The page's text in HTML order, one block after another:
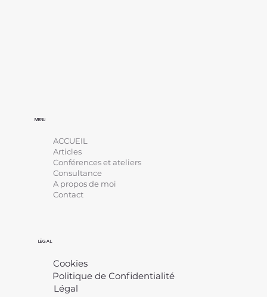
LÉGAL
Cookies
Politique de Confidentialité
Légal
MENU
ACCUEIL
Articles
Conférences et ateliers
Consultance
A propos de moi
Contact